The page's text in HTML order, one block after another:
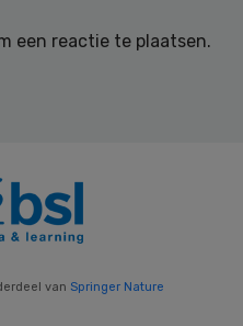
een reactie te plaatsen.
van Springer Nature